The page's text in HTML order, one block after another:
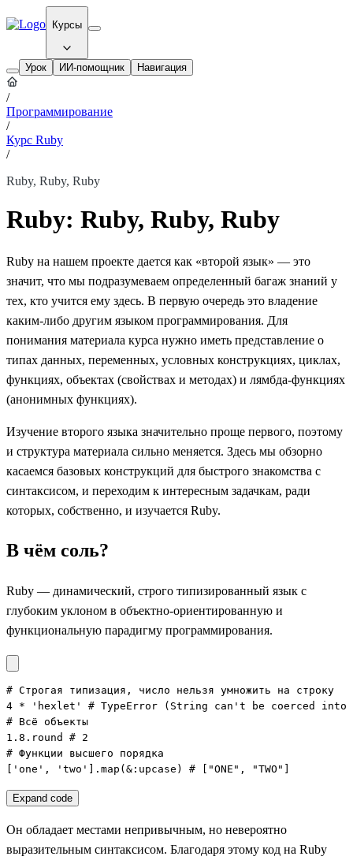
Курсы
Урок ИИ-помощник Навигация
/
Программирование
/
Курс Ruby
/
Ruby, Ruby, Ruby
Ruby: Ruby, Ruby, Ruby
Ruby на нашем проекте дается как «второй язык» — это
значит, что мы подразумеваем определенный багаж знаний у
тех, кто учится ему здесь. В первую очередь это владение
каким-либо другим языком программирования. Для
понимания материала курса нужно иметь представление о
типах данных, переменных, условных конструкциях, циклах,
функциях, объектах (свойствах и методах) и лямбда-функциях
(анонимных функциях).
Изучение второго языка значительно проще первого, поэтому
и структура материала сильно меняется. Здесь мы обзорно
касаемся базовых конструкций для быстрого знакомства с
синтаксисом, и переходим к интересным задачкам, ради
которых, собственно, и изучается Ruby.
В чём соль?
Ruby — динамический, строго типизированный язык с
глубоким уклоном в объектно-ориентированную и
функциональную парадигму программирования.
# Строгая типизация, число нельзя умножить на строку
4 * 'hexlet' # TypeError (String can't be coerced into
# Всё объекты
1.8.round # 2
# Функции высшего порядка
['one', 'two'].map(&:upcase) # ["ONE", "TWO"]
Expand code
Он обладает местами непривычным, но невероятно
выразительным синтаксисом. Благодаря этому код на Ruby